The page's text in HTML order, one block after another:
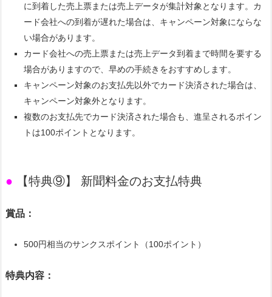
に到着した売上票または売上データが集計対象となります。カ
ード会社への到着が遅れた場合は、キャンペーン対象にならな
い場合があります。
カード会社への売上票または売上データ到着まで時間を要する
場合がありますので、早めの手続きをおすすめします。
キャンペーン対象のお支払先以外でカード決済された場合は、
キャンペーン対象外となります。
複数のお支払先でカード決済された場合も、進呈されるポイン
トは100ポイントとなります。
● 【特典⑨】 新聞料金のお支払特典
賞品：
500円相当のサンクスポイント（100ポイント）
特典内容：